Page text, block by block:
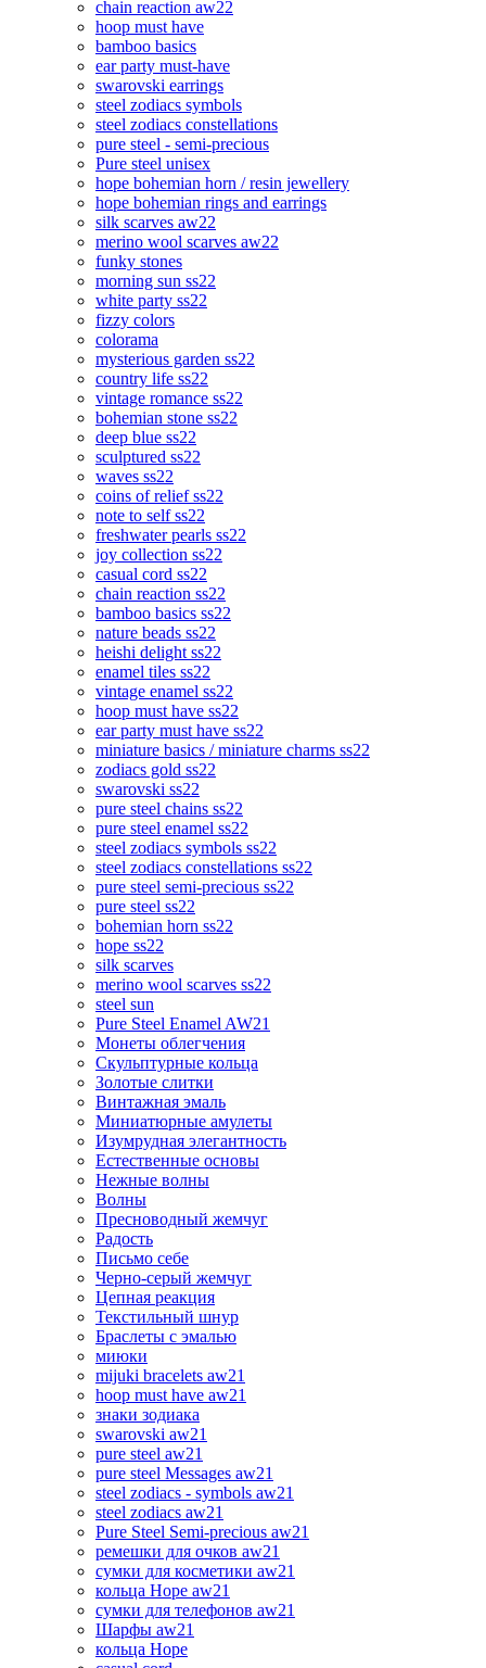
chain reaction aw22
hoop must have
bamboo basics
ear party must-have
swarovski earrings
steel zodiacs symbols
steel zodiacs constellations
pure steel - semi-precious
Pure steel unisex
hope bohemian horn / resin jewellery
hope bohemian rings and earrings
silk scarves aw22
merino wool scarves aw22
funky stones
morning sun ss22
white party ss22
fizzy colors
colorama
mysterious garden ss22
country life ss22
vintage romance ss22
bohemian stone ss22
deep blue ss22
sculptured ss22
waves ss22
coins of relief ss22
note to self ss22
freshwater pearls ss22
joy collection ss22
casual cord ss22
chain reaction ss22
bamboo basics ss22
nature beads ss22
heishi delight ss22
enamel tiles ss22
vintage enamel ss22
hoop must have ss22
ear party must have ss22
miniature basics / miniature charms ss22
zodiacs gold ss22
swarovski ss22
pure steel chains ss22
pure steel enamel ss22
steel zodiacs symbols ss22
steel zodiacs constellations ss22
pure steel semi-precious ss22
pure steel ss22
bohemian horn ss22
hope ss22
silk scarves
merino wool scarves ss22
steel sun
Pure Steel Enamel AW21
Монеты облегчения
Скульптурные кольца
Золотые слитки
Винтажная эмаль
Миниатюрные амулеты
Изумрудная элегантность
Естественные основы
Нежные волны
Волны
Пресноводный жемчуг
Радость
Письмо себе
Черно-серый жемчуг
Цепная реакция
Текстильный шнур
Браслеты с эмалью
миюки
mijuki bracelets aw21
hoop must have aw21
знаки зодиака
swarovski aw21
pure steel aw21
pure steel Messages aw21
steel zodiacs - symbols aw21
steel zodiacs aw21
Pure Steel Semi-precious aw21
ремешки для очков aw21
сумки для косметики aw21
кольца Hope aw21
сумки для телефонов aw21
Шарфы aw21
кольца Hope